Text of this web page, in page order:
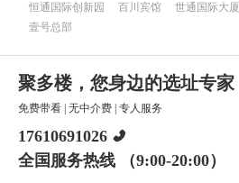
恒通国际创新园
百川宾馆 世通国际大厦
壹号总部
聚多楼，您身边的选址专家
免费带看 无中介费 专人服务
17610691026
全国服务热线 （9:00-20:00）